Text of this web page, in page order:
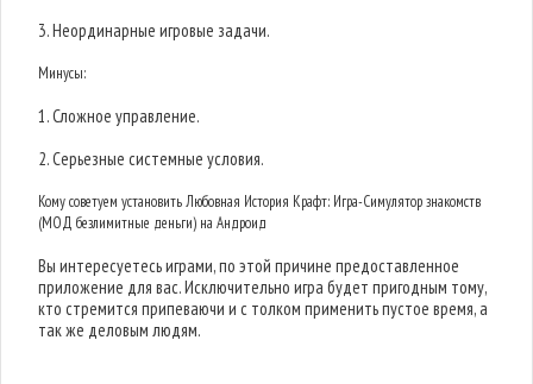
3. Неординарные игровые задачи.
Минусы:
1. Сложное управление.
2. Серьезные системные условия.
Кому советуем установить Любовная История Крафт: Игра-Симулятор знакомств
(МОД безлимитные деньги) на Андроид
Вы интересуетесь играми, по этой причине предоставленное
приложение для вас. Исключительно игра будет пригодным тому,
кто стремится припеваючи и с толком применить пустое время, а
так же деловым людям.